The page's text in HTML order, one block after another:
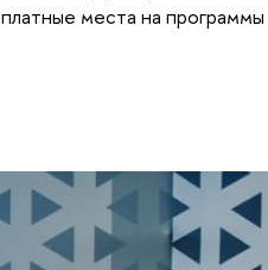
места на программы